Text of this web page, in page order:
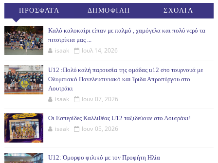
ΠΡΟΣΦΑΤΑ ΔΗΜΟΦΙΛΗ ΣΧΟΛΙΑ
Καλό καλοκαίρι είπαν με παλμό , χαμόγελα και πολύ νερό τα
πιτσιρίκια μας ...
isaak Ιουλ 14, 2026
U12 :Πολύ καλή παρουσία της ομάδας u12 στο τουρνουά με
Ολυμπιακό Πανελευσινιακό και Ίριδα Απροπύργου στο
Λουτράκι
isaak Ιουν 07, 2026
Οι Εσπερίδες Καλλιθέας U12 ταξιδεύουν στο Λουτράκι!
isaak Ιουν 05, 2026
U12: Όμορφο φιλικό με τον Προφήτη Ηλία